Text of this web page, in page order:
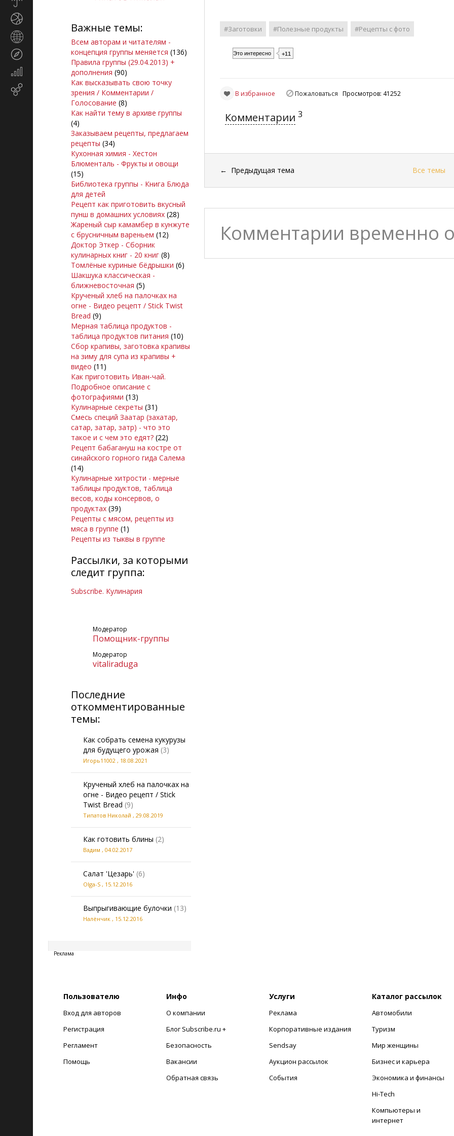
Экономика
маркетинг
Важные темы:
Всем авторам и читателям -
концепция группы меняется (136)
Правила группы (29.04.2013) +
дополнения (90)
Как высказывать свою точку
зрения / Комментарии /
Голосование (8)
Как найти тему в архиве группы
(4)
Заказываем рецепты, предлагаем
рецепты (34)
Кухонная химия - Хестон
Блюменталь - Фрукты и овощи
(15)
Библиотека группы - Книга Блюда
для детей
Рецепт как приготовить вкусный
пунш в домашних условиях (28)
Жареный сыр камамбер в кунжуте
с брусничным вареньем (12)
Доктор Эткер - Сборник
кулинарных книг - 20 книг (8)
Томлёные куриные бёдрышки (6)
Шакшука классическая -
ближневосточная (5)
Крученый хлеб на палочках на
огне - Видео рецепт / Stick Twist
Bread (9)
Мерная таблица продуктов -
таблица продуктов питания (10)
Сбор крапивы, заготовка крапивы
на зиму для супа из крапивы +
видео (11)
Как приготовить Иван-чай.
Подробное описание с
фотографиями (13)
Кулинарные секреты (31)
Смесь специй Заатар (захатар,
сатар, затар, затр) - что это
такое и с чем это едят? (22)
Рецепт бабагануш на костре от
синайского горного гида Салема
(14)
Кулинарные хитрости - мерные
таблицы продуктов, таблица
весов, коды консервов, о
продуктах (39)
Рецепты с мясом, рецепты из
мяса в группе (1)
Рецепты из тыквы в группе
Рассылки, за которыми
следит группа:
Subscribe. Кулинария
Модератор
Помощник-группы
Модератор
vitaliraduga
Последние
откомментированные
темы:
Как собрать семена кукурузы
для будущего урожая (3)
Игорь11002 , 18.08.2021
Крученый хлеб на палочках на
огне - Видео рецепт / Stick
Twist Bread (9)
Типатов Николай , 29.08.2019
Как готовить блины (2)
Вадим , 04.02.2017
Салат 'Цезарь' (6)
Olga-S , 15.12.2016
Выпрыгивающие булочки (13)
Налёнчик , 15.12.2016
Реклама
#Заготовки #Полезные продукты #Рецепты с фото
Это интересно +11
В избранное Пожаловаться Просмотров: 41252
Комментарии 3
← Предыдущая тема Все темы
Комментарии временно
Пользователю
Вход для авторов
Регистрация
Регламент
Помощь
Инфо
О компании
Блог Subscribe.ru +
Безопасность
Вакансии
Обратная связь
Услуги
Реклама
Корпоративные издания
Sendsay
Аукцион рассылок
События
Каталог рассылок
Автомобили
Туризм
Мир женщины
Бизнес и карьера
Экономика и финансы
Hi-Tech
Компьютеры и
интернет